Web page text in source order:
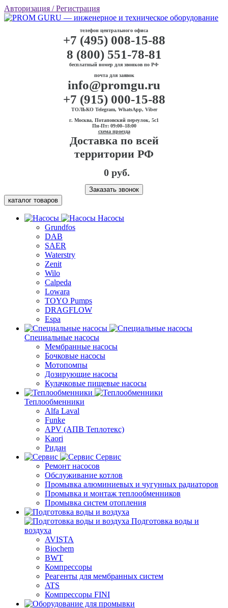
Авторизация / Регистрация
телефон центрального офиса
+7 (495) 008-15-88
8 (800) 551-78-81
бесплатный номер для звонков по РФ
почта для заявок
info@promgu.ru
+7 (915) 000-15-88
ТОЛЬКО Telegram, WhatsApp, Viber
г. Москва, Потаповский переулок, 5с1
Пн-Пт: 09:00–18:00
схема проезда
Доставка по всей
территории РФ
0 руб.
Заказать звонок
каталог товаров
Насосы
Grundfos
DAB
SAER
Waterstry
Zenit
Wilo
Calpeda
Lowara
TOYO Pumps
DRAGFLOW
Espa
Специальные насосы
Мембранные насосы
Бочковые насосы
Мотопомпы
Дозирующие насосы
Кулачковые пищевые насосы
Теплообменники
Alfa Laval
Funke
APV (АПВ Теплотекс)
Kaori
Ридан
Сервис
Ремонт насосов
Обслуживание котлов
Промывка алюминиевых и чугунных радиаторов
Промывка и монтаж теплообменников
Промывка систем отопления
Подготовка воды и
воздуха
AVISTA
Biochem
BWT
Компрессоры
Реагенты для мембранных систем
ATS
Компрессоры FINI